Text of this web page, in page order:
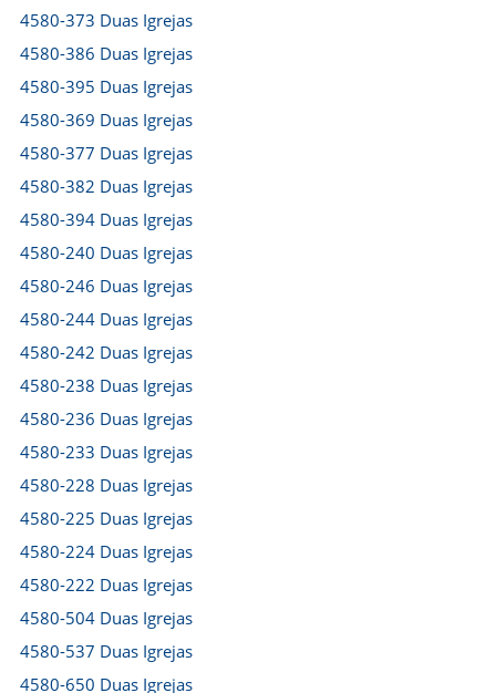
4580-373 Duas Igrejas
4580-386 Duas Igrejas
4580-395 Duas Igrejas
4580-369 Duas Igrejas
4580-377 Duas Igrejas
4580-382 Duas Igrejas
4580-394 Duas Igrejas
4580-240 Duas Igrejas
4580-246 Duas Igrejas
4580-244 Duas Igrejas
4580-242 Duas Igrejas
4580-238 Duas Igrejas
4580-236 Duas Igrejas
4580-233 Duas Igrejas
4580-228 Duas Igrejas
4580-225 Duas Igrejas
4580-224 Duas Igrejas
4580-222 Duas Igrejas
4580-504 Duas Igrejas
4580-537 Duas Igrejas
4580-650 Duas Igrejas